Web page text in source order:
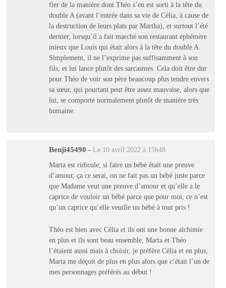
fier de la manière dont Théo s’en est sorti à la tête du
double A (avant l’entrée dans sa vie de Célia, à cause de
la destruction de leurs plats par Martha), et surtout l’été
dernier, lorsqu’il a fait marché son restaurant éphémère
mieux que Louis qui était alors à la tête du double A.
Simplement, il ne l’exprime pas suffisamment à son
fils, et lui lance plutôt des sarcasmes. Cela doit être dur
pour Théo de voir son père beaucoup plus tendre envers
sa sœur, qui pourtant peut être assez mauvaise, alors que
lui, se comporte normalement plutôt de manière très
humaine.
Benji45490 - Le 10 avril 2022 à 15h48
Marta est ridicule, si faire un bébé était une preuve
d’amour, ça ce serai, on ne fait pas un bébé juste parce
que Madame veut une preuve d’amour et qu’elle a le
caprice de vouloir un bébé parce que pour moi, ce n’est
qu’un caprice qu’elle veuille un bébé à tout pris !
Théo est bien avec Célia et ils ont une bonne alchimie
en plus et ils sont beau ensemble, Marta et Théo
l’étaient aussi mais à choisir, je préfère Célia et en plus,
Marta me déçoit de plus en plus alors que c’était l’un de
mes personnages préférés au début !